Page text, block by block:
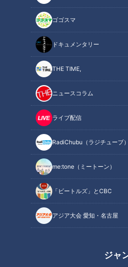
ゴゴスマ
ドキュメンタリー
THE TIME,
ニュースコラム
ライブ配信
RadiChubu（ラジチューブ）
me:tone（ミートーン）
「ビートルズ」とCBC
アジア大会 愛知・名古屋
ジャ
判決が差し戻された理由
慰謝料請求が発生するケース
夫婦関係はどこからが「破綻」と
オススメ関連コンテンツ
判決が差し戻された理由
この女性の不倫相手だったのは勤務
女性が離婚届をチラ見せしたこと
ってしまったようです。
ただ、この離婚届に女性側の署名は
なかったため、離婚が成立するかど
いたとしても離婚すると信じていた